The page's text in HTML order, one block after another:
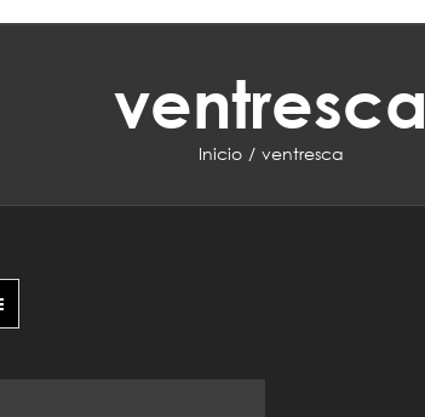
ventresca
Inicio ventresca